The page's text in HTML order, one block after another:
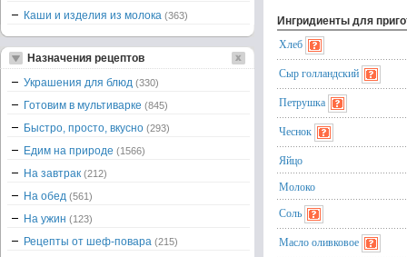
Ингридиенты для
Хлеб
Сыр голландский
Петрушка
Чеснок
Яйцо
Молоко
Соль
Масло оливковое
Каши и изделия из молока (363)
Назначения рецептов
Украшения для блюд (330)
Готовим в мультиварке (845)
Быстро, просто, вкусно (293)
Едим на природе (1566)
На завтрак (212)
На обед (561)
На ужин (123)
Рецепты от шеф-повара (215)